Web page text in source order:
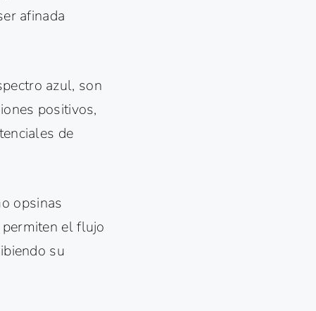
afinada
azul, son
positivos,
de
opsinas
el flujo
su